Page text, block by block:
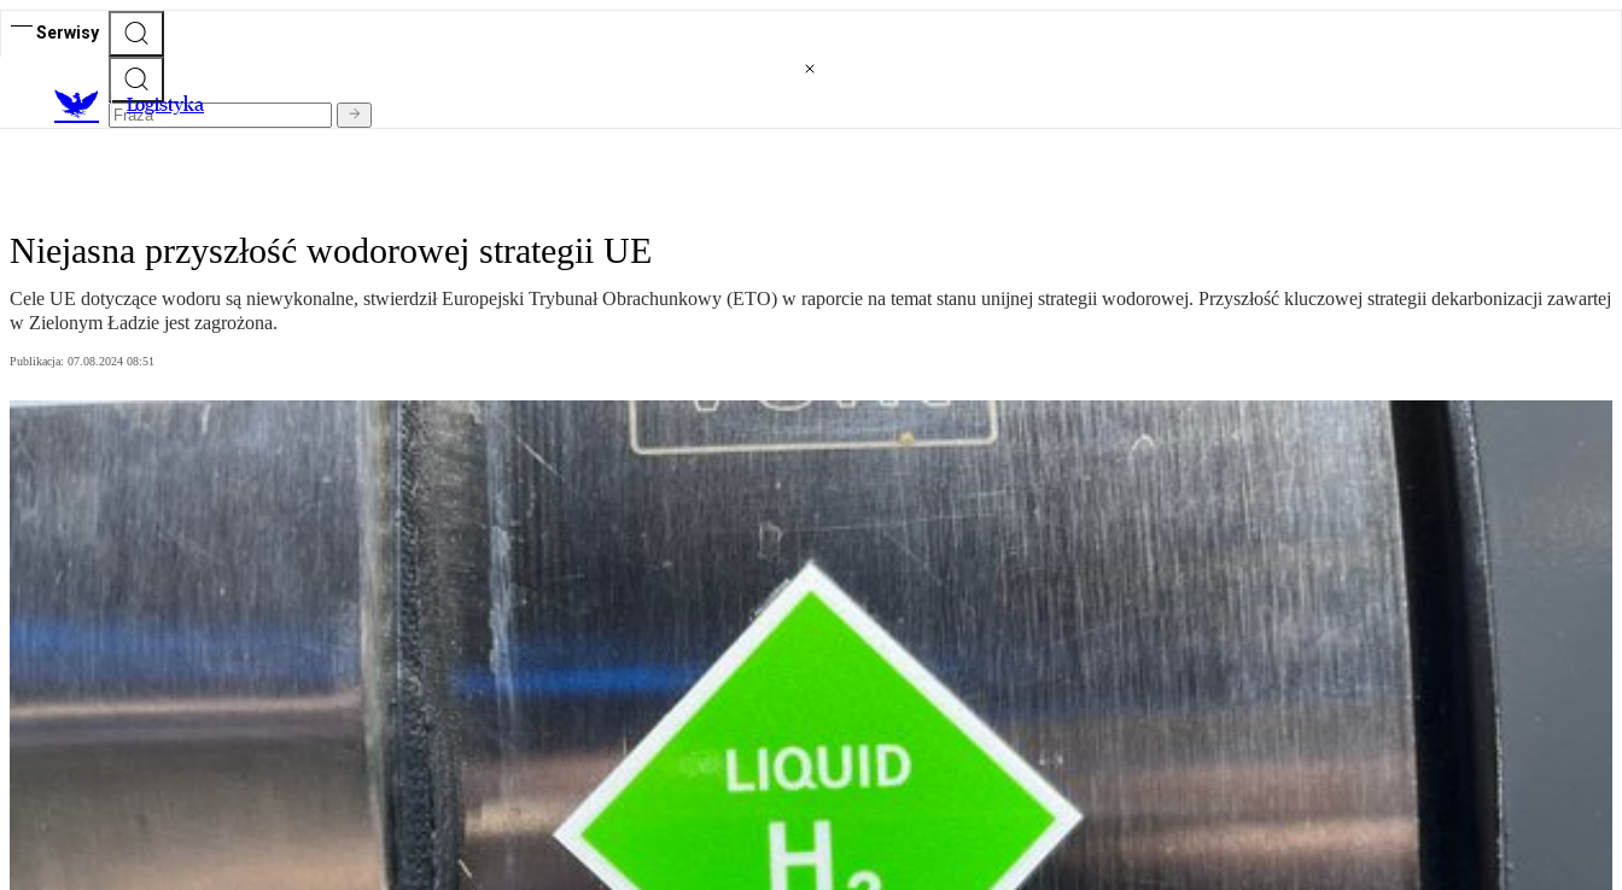
Serwisy
Logistyka
Niejasna przyszłość wodorowej strategii UE
Cele UE dotyczące wodoru są niewykonalne, stwierdził Europejski Trybunał Obrachunkowy (ETO) w raporcie na temat stanu unijnej strategii wodorowej. Przyszłość kluczowej strategii dekarbonizacji zawartej
w Zielonym Ładzie jest zagrożona.
Publikacja: 07.08.2024 08:51